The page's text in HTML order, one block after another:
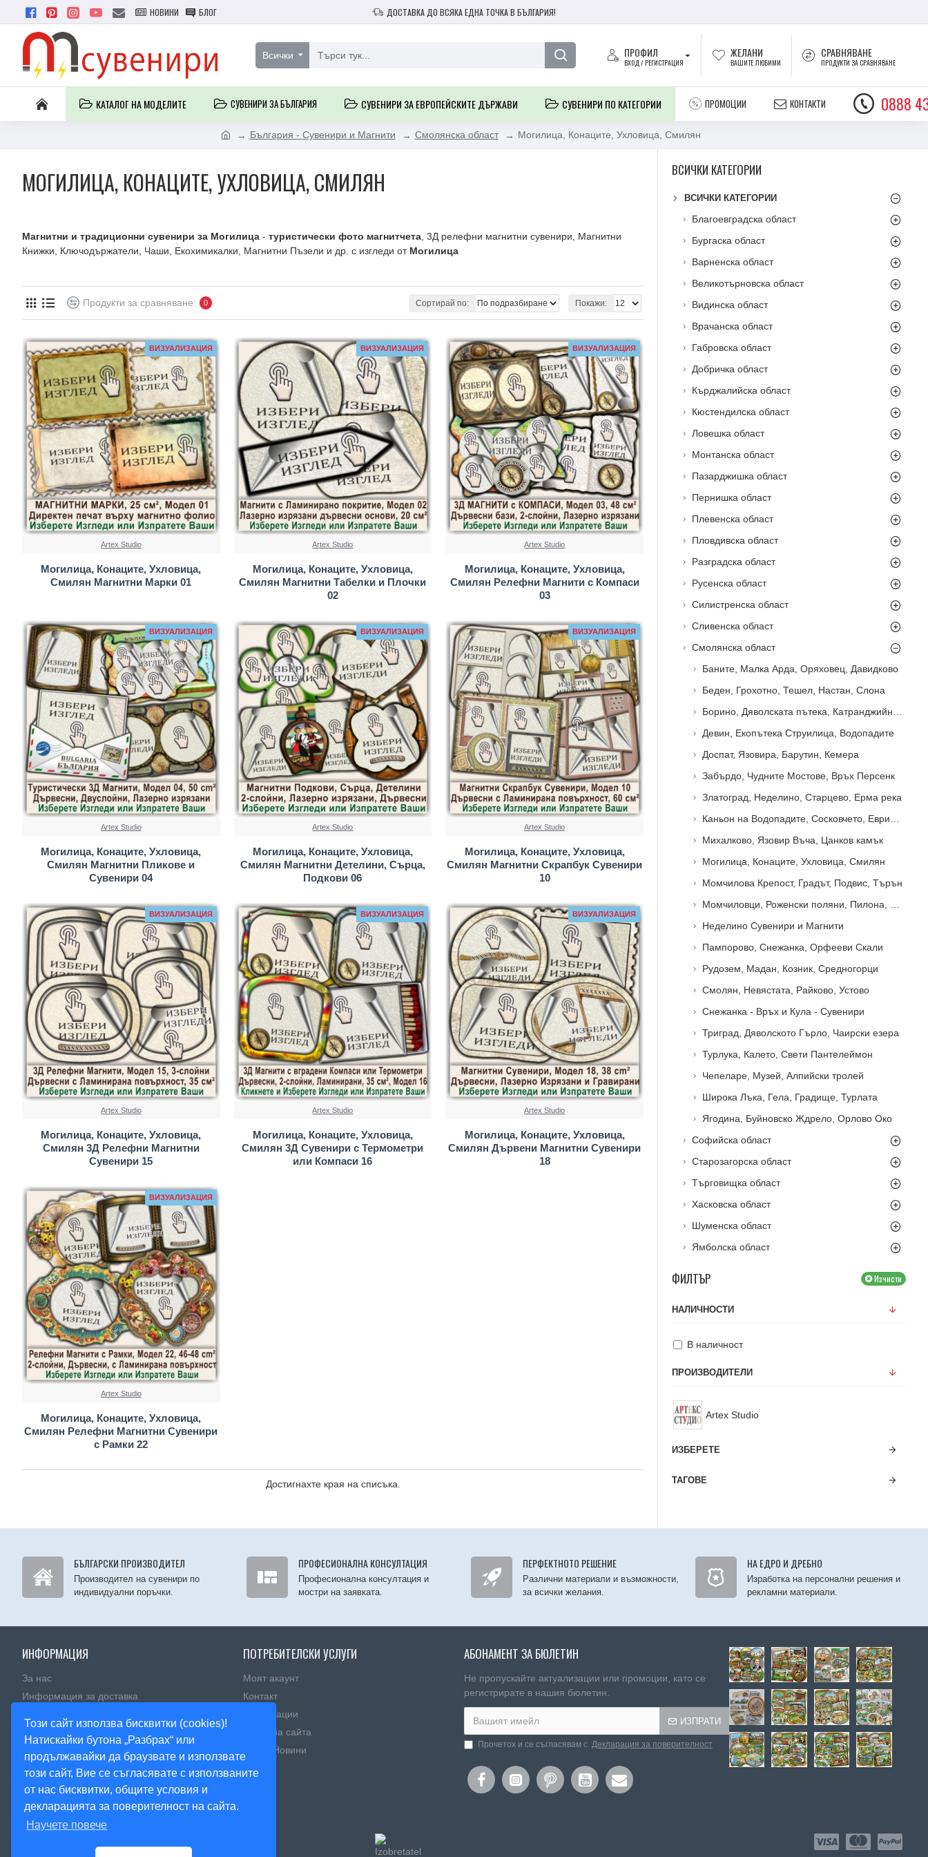
Този сайт използва бисквитки (cookies)!
Натискайки бутона „Разбрах“ или
продължавайки да браузвате и използвате
този сайт, Вие се съгласявате с използваните
от нас бисквитки, общите условия и
декларацията за поверителност на сайта.
Научете повече
НОВИНИ БЛОГ ДОСТАВКА ДО ВСЯКА ЕДНА ТОЧКА В БЪЛГАРИЯ!
Всички ПРОФИЛ
ВХОД / РЕГИСТРАЦИЯ
ЖЕЛАНИ
ВАШИТЕ ЛЮБИМИ
СРАВНЯВАНЕ
ПРОДУКТИ ЗА СРАВНЯВАНЕ
КАТАЛОГ НА МОДЕЛИТЕ СУВЕНИРИ ЗА БЪЛГАРИЯ СУВЕНИРИ ЗА ЕВРОПЕЙСКИТЕ ДЪРЖАВИ СУВЕНИРИ ПО КАТЕГОРИИ ПРОМОЦИИ КОНТАКТИ 0888
България - Сувенири и Магнити Смолянска област Могилица, Конаците, Ухловица, Смилян
МОГИЛИЦА, КОНАЦИТЕ, УХЛОВИЦА, СМИЛЯН
Магнитни и традиционни сувенири за Могилица - туристически фото магнитчета , 3Д релефни магнитни сувенири, Магнитни
Книжки, Ключодържатели, Чаши, Екохимикалки, Магнитни Пъзели и др. с изгледи от Могилица
Продукти за сравняване: 0 Сортирай по: Покажи:
ВИЗУАЛИЗАЦИЯ
Artex Studio
Могилица, Конаците, Ухловица,
Смилян Магнитни Марки 01
ВИЗУАЛИЗАЦИЯ
Artex Studio
Могилица, Конаците, Ухловица,
Смилян Магнитни Табелки и Плочки
02
ВИЗУАЛИЗАЦИЯ
Artex Studio
Могилица, Конаците, Ухловица,
Смилян Релефни Магнити с Компаси
03
ВИЗУАЛИЗАЦИЯ
Artex Studio
Могилица, Конаците, Ухловица,
Смилян Магнитни Пликове и
Сувенири 04
ВИЗУАЛИЗАЦИЯ
Artex Studio
Могилица, Конаците, Ухловица,
Смилян Магнитни Детелини, Сърца,
Подкови 06
ВИЗУАЛИЗАЦИЯ
Artex Studio
Могилица, Конаците, Ухловица,
Смилян Магнитни Скрапбук Сувенири
10
ВИЗУАЛИЗАЦИЯ
Artex Studio
Могилица, Конаците, Ухловица,
Смилян 3Д Релефни Магнитни
Сувенири 15
ВИЗУАЛИЗАЦИЯ
Artex Studio
Могилица, Конаците, Ухловица,
Смилян 3Д Сувенири с Термометри
или Компаси 16
ВИЗУАЛИЗАЦИЯ
Artex Studio
Могилица, Конаците, Ухловица,
Смилян Дървени Магнитни Сувенири
18
ВИЗУАЛИЗАЦИЯ
Artex Studio
Могилица, Конаците, Ухловица,
Смилян Релефни Магнитни Сувенири
с Рамки 22
Достигнахте края на списъка.
ВСИЧКИ КАТЕГОРИИ
ВСИЧКИ КАТЕГОРИИ
Благоевградска област
Бургаска област
Варненска област
Великотърновска област
Видинска област
Врачанска област
Габровска област
Добричка област
Кърджалийска област
Кюстендилска област
Ловешка област
Монтанска област
Пазарджишка област
Пернишка област
Плевенска област
Пловдивска област
Разградска област
Русенска област
Силистренска област
Сливенска област
Смолянска област
Баните, Малка Арда, Оряховец, Давидково
Беден, Грохотно, Тешел, Настан, Слона
Девин, Екопътека Струилица, Водопадите
Доспат, Язовира, Барутин, Кемера
Забърдо, Чудните Мостове, Връх Персенк
Златоград, Неделино, Старцево, Ерма река
Михалково, Язовир Въча, Цанков камък
Могилица, Конаците, Ухловица, Смилян
Момчилова Крепост, Градът, Подвис, Търън
Неделино Сувенири и Магнити
Пампорово, Снежанка, Орфееви Скали
Рудозем, Мадан, Козник, Средногорци
Смолян, Невястата, Райково, Устово
Снежанка - Връх и Кула - Сувенири
Триград, Дяволското Гърло, Чаирски езера
Турлука, Калето, Свети Пантелеймон
Чепеларе, Музей, Алпийски тролей
Широка Лъка, Гела, Градище, Турлата
Ягодина, Буйновско Ждрело, Орлово Око
Софийска област
Старозагорска област
Търговищка област
Хасковска област
Шуменска област
Ямболска област
ФИЛТЪР Изчисти
ПРОИЗВОДИТЕЛИ
Artex Studio
ИЗБЕРЕТЕ
ТАГОВЕ
НАЛИЧНОСТИ
В наличност
БЪЛГАРСКИ ПРОИЗВОДИТЕЛ
Производител на сувенири по
индивидуални поръчки.
ПРОФЕСИОНАЛНА КОНСУЛТАЦИЯ
Професионална консултация и
мостри на заявката.
ПЕРФЕКТНОТО РЕШЕНИЕ
Различни материали и възможности,
за всички желания.
НА ЕДРО И ДРЕБНО
Изработка на персонални решения и
рекламни материали.
ИНФОРМАЦИЯ
За нас
Информация за доставка
Πoлитика зa изпoлзвaнe нa бисквитĸи
ПОТРЕБИТЕЛСКИ УСЛУГИ
Моят акаунт
Контакт
Рекламации
Карта на сайта
Блог - Новини
АБОНАМЕНТ ЗА БЮЛЕТИН
Не пропускайте актуализации или промоции, като се
регистрирате в нашия бюлетин.
ИЗПРАТИ
Прочетох и се съгласявам с Декларация за поверителност